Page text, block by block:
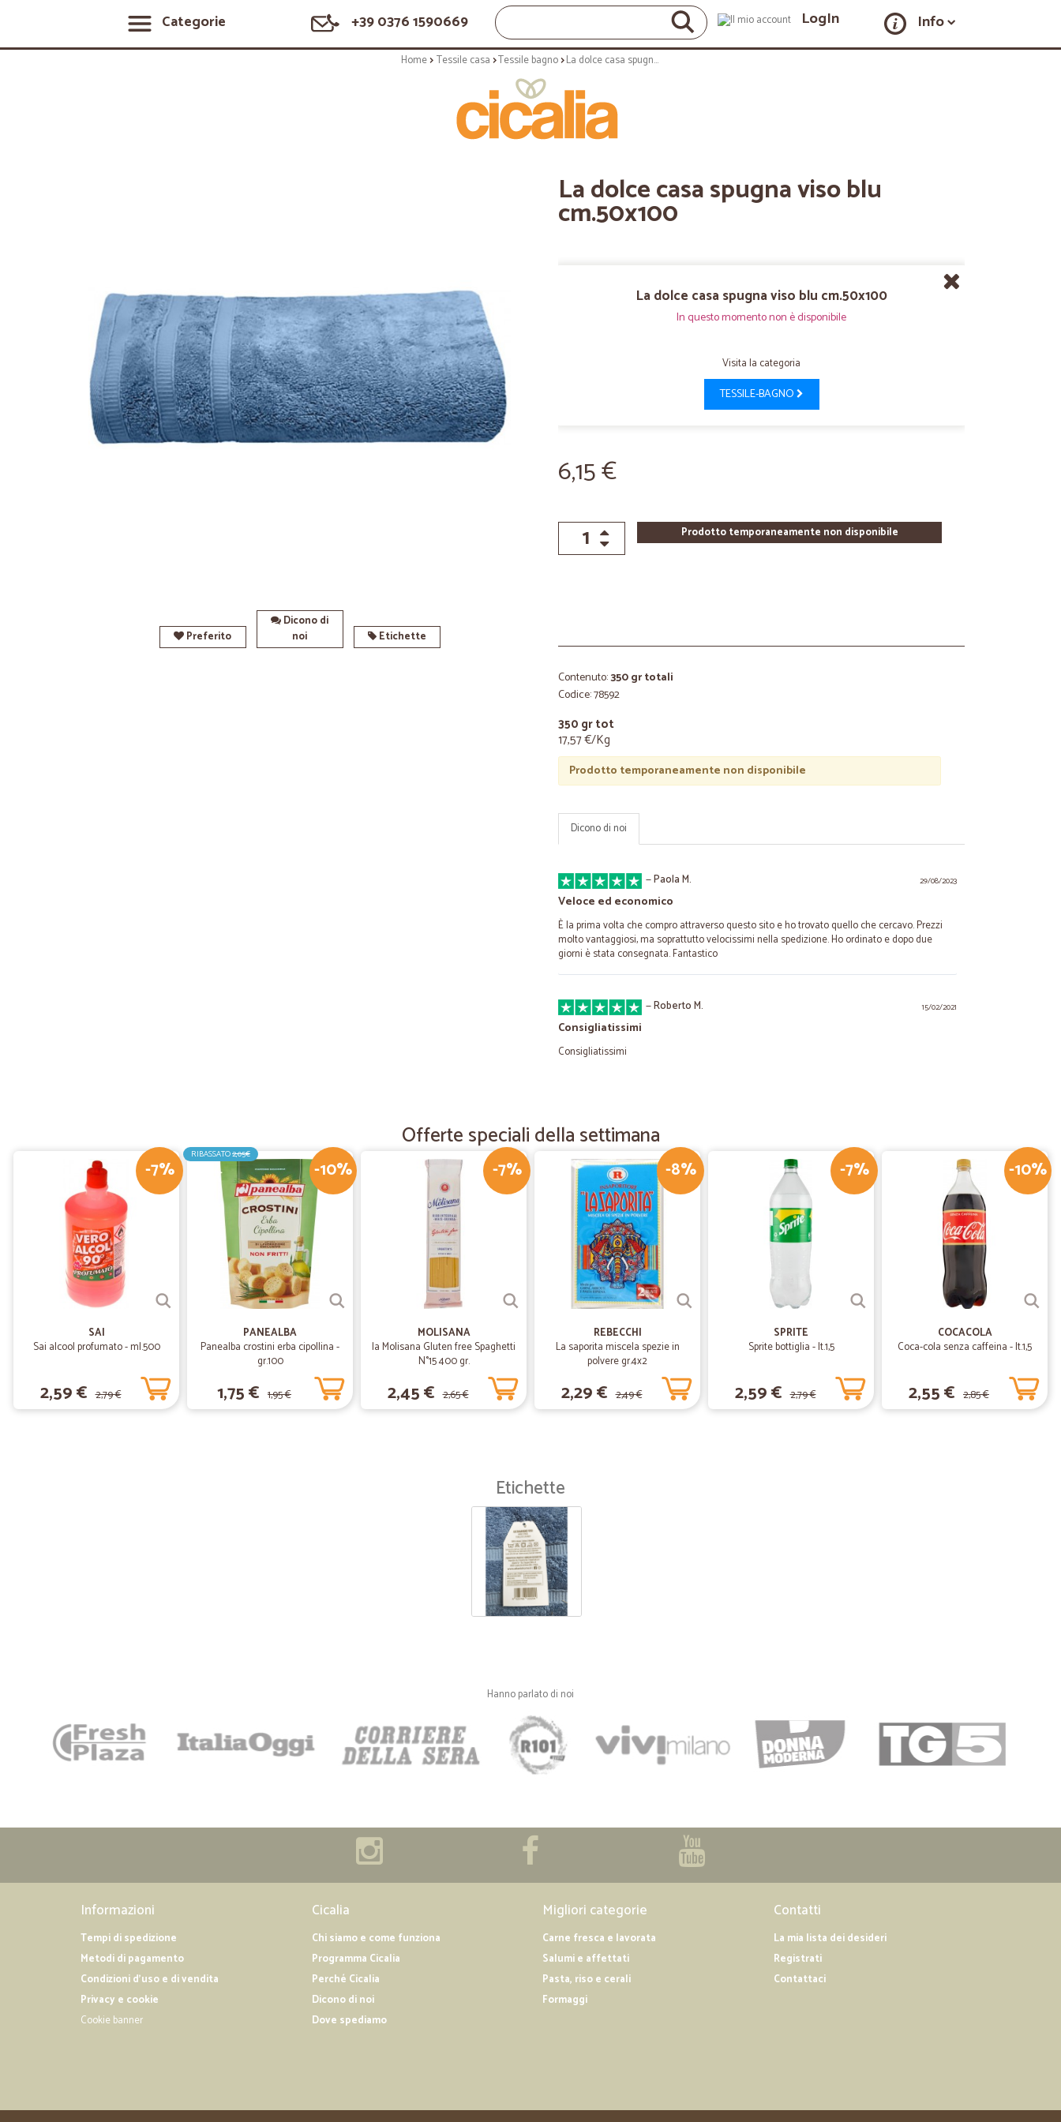
Categorie +39 0376 1590669 LogIn Info
Home Tessile casa Tessile bagno La dolce casa spugna viso blu cm.50x100
Preferito
Dicono di
noi
Etichette
La dolce casa spugna viso blu
cm.50x100
La dolce casa spugna viso blu cm.50x100
In questo momento non è disponibile
Visita la categoria
TESSILE-BAGNO
6,15 €
Prodotto temporaneamente non disponibile
Contenuto:350 gr totali
Codice: 78592
350 gr tot
17,57 €/Kg
Prodotto temporaneamente non disponibile
Dicono di noi
29/08/2023
—Paola M.
Veloce ed economico
È la prima volta che compro attraverso questo sito e ho trovato quello che cercavo. Prezzi
molto vantaggiosi, ma soprattutto velocissimi nella spedizione. Ho ordinato e dopo due
giorni è stata consegnata. Fantastico
15/02/2021
—Roberto M.
Consigliatissimi
Consigliatissimi
Una spesa arrivata molto puntuale r ben…
Una spesa arrivata molto puntuale r ben confezionata...prodotti buoni e freschi. Sicuramente
da rifare
12/10/2020
— Lorena C.
Adeguato alle mie esigenze.
Adeguato alle mie esigenze.
—Walter R.
La consegna è stata velocissima
La consegna è stata velocissima. L’olio purtroppo non mi ha soddisfatto . È il solito olio di
origine europea con il tipico gusto amarognolo che influenza negativamente il sapore degli
alimenti. Della tipicità degli oli della zona del lago di Garda neanche il più’ pallido richiamo. Il
prezzo ovviamente dice tutto.
sono stati schiacciati nel trasporto...comunque ordinero' ancora.
Ottimo servizio
Ottimo servizio. Consegna tempestiva con prodotti di qualità . Peccato non sia prevista la
Servizio veloce e puntuale
Servizio veloce e puntuale, scelta vastissima di articoli. Inoltre a causa di un problema con il
pagamento ho dovuto contattare celermente il servizio clienti che è stato perfetto e ha
risolto immediatamente il mio problema
Ottimo servizio
Ottimo servizio, molto chiare le istruzioni per effettuare e seguire l’ordinazione step by step,
consegna esattamente nei tempi previsti
—
Sempre tutto perfetto
Sempre tutto perfetto, e in più, trovato nel pacco un gradito OMAGGIO
Offerte speciali della settimana
-7%
SAI
Sai alcool profumato - ml.500
2,59 € 2,79 €
-10%
RIBASSATO2,05€
PANEALBA
Panealba crostini erba cipollina -
gr.100
1,75 € 1,95 €
-7%
MOLISANA
la Molisana Gluten free Spaghetti
N°15 400 gr.
2,45 € 2,65 €
-8%
REBECCHI
La saporita miscela spezie in
polvere gr.4x2
2,29 € 2,49 €
-7%
SPRITE
Sprite bottiglia - lt.1,5
2,59 € 2,79 €
-10%
COCACOLA
Coca-cola senza caffeina - lt.1,5
2,55 € 2,85 €
Etichette
Hanno parlato di noi
Informazioni
Tempi di spedizione
Metodi di pagamento
Condizioni d'uso e di vendita
Privacy e cookie
Cookie banner
Cicalia
Chi siamo e come funziona
Programma Cicalia
Perché Cicalia
Dicono di noi
Dove spediamo
Migliori categorie
Carne fresca e lavorata
Salumi e affettati
Pasta, riso e cerali
Formaggi
Contatti
La mia lista dei desideri
Registrati
Contattaci